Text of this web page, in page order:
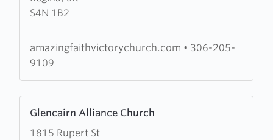
S4N 1B2
Faith
Church
amazingfaithvictorychurch.com • 306-205-
9109
Glencairn Alliance Church
1815 Rupert St
more
about